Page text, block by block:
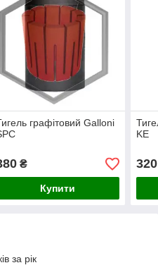
графітовий Galloni
₴
Купити
KE
320
за рік